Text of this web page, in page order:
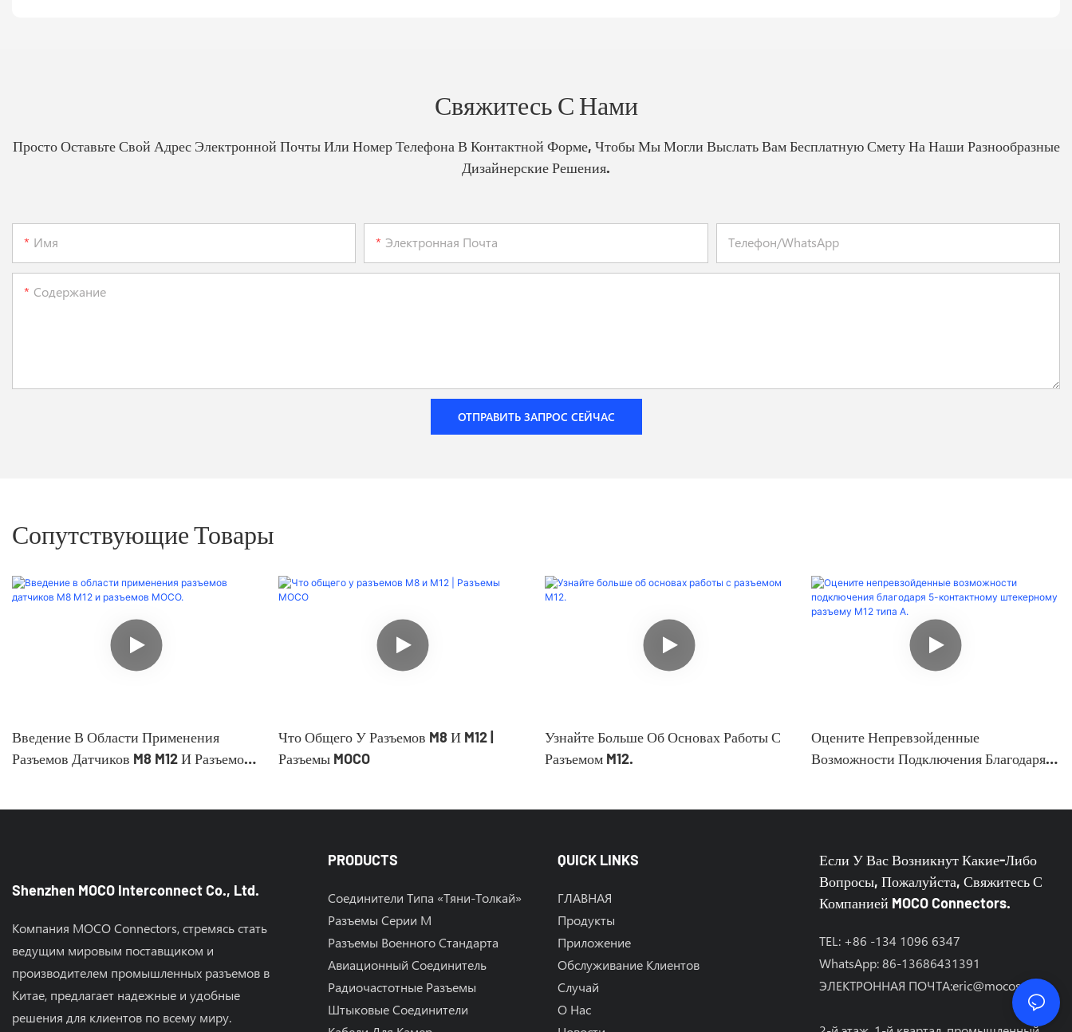
Свяжитесь С Нами
Просто Оставьте Свой Адрес Электронной Почты Или Номер Телефона В Контактной Форме, Чтобы Мы Могли Выслать Вам Бесплатную Смету На Наши Разнообразные
Дизайнерские Решения.
Имя Электронная Почта Телефон/WhatsApp
Содержание
ОТПРАВИТЬ ЗАПРОС СЕЙЧАС
Сопутствующие Товары
Введение В Области Применения
Разъемов Датчиков M8 M12 И Разъемов
Что Общего У Разъемов M8 И M12 |
Разъемы MOCO
Узнайте Больше Об Основах Работы С
Разъемом M12.
Оцените Непревзойденные
Возможности Подключения Благодаря
Shenzhen MOCO Interconnect Co., Ltd.
Компания MOCO Connectors, стремясь стать
ведущим мировым поставщиком и
производителем промышленных разъемов в
Китае, предлагает надежные и удобные
решения для клиентов по всему миру.
PRODUCTS
Соединители Типа «тяни-Толкай»
Разъемы Серии M
Разъемы Военного Стандарта
Авиационный Соединитель
Радиочастотные Разъемы
Штыковые Соединители
QUICK LINKS
ГЛАВНАЯ
Продукты
Приложение
Обслуживание Клиентов
Случай
О Нас
Если У Вас Возникнут Какие-Либо
Вопросы, Пожалуйста, Свяжитесь С
Компанией MOCO Connectors.
TEL: +86 -134 1096 6347
WhatsApp: 86-13686431391
ЭЛЕКТРОННАЯ ПОЧТА:eric@mocosz.com